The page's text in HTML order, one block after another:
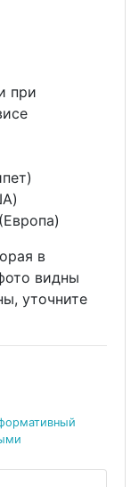
при
в
видны
уточните